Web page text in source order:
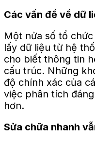
Các vấn đề về dữ
Một nửa số tổ
lấy dữ liệu từ hệ
cho biết thông tin
cấu trúc. Những
độ chính xác của
việc phân tích
hơn.
Sửa chữa nhanh